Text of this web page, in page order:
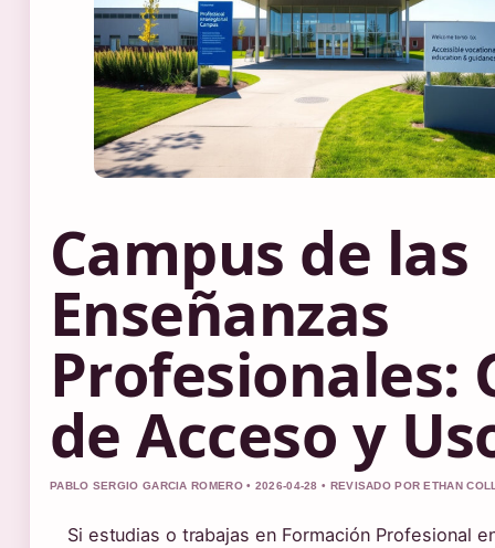
Campus de las
Enseñanzas
Profesionales:
de Acceso y
PABLO SERGIO GARCIA ROMERO • 2026-04-28 • REVISADO POR ETHAN
Si estudias o trabajas en Formación Profesional